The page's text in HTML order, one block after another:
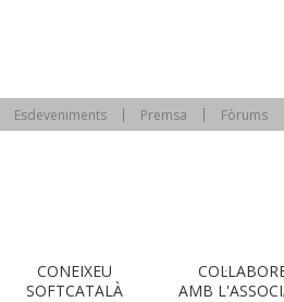
Esdeveniments Premsa Fòrums
CONEIXEU
SOFTCATALÀ
AMB